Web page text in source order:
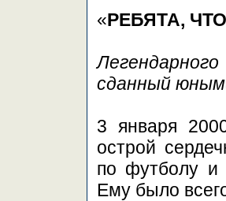
«РЕБЯТА,
сданный
3 января
острой
по футболу и
Ему было